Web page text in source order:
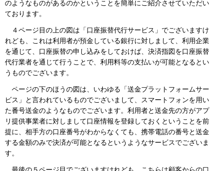
のようなものがあるのかということを簡単にご紹介させていただい
ております。
４ページ目の上の図は「口座振替代行サービス」でございますけ
れども、これは利用者が預金している銀行に対しまして、利用企業
を通じて、口座振替の申し込みをしておけば、決済指図を口座振替
代行業者を通じて行うことで、利用料等の支払いが可能となるとい
うものでございます。
ページの下のほうの図は、いわゆる「送金プラットフォームサー
ビス」と言われているものでございまして、スマートフォンを用い
た番号送金のようなものでございます。利用者と送金先の方がアプ
リ提供事業者に対しまして口座情報を登録しておくということを前
提に、相手方の口座番号がわからなくても、携帯電話の番号と送金
する金額のみで決済が可能となるというようなサービスでございま
す。